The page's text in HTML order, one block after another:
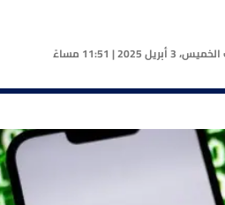
الخميس، 3 أبريل 2025 | 11:51 مساءً